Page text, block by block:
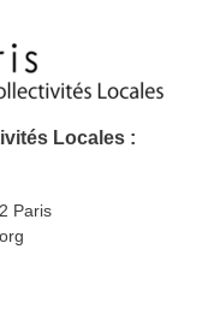
Locales :
Paris